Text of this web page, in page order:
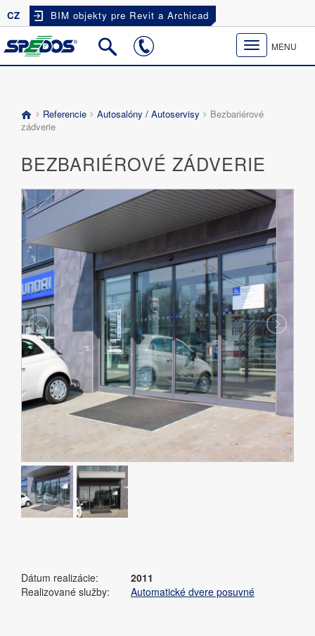
CZ BIM objekty pre Revit a Archicad
Toggle
navigation
MENU
Referencie Autosalóny / Autoservisy
Bezbariérové
zádverie
BEZBARIÉROVÉ ZÁDVERIE
Dátum realizácie:
2011
Realizované služby:
Automatické dvere posuvné